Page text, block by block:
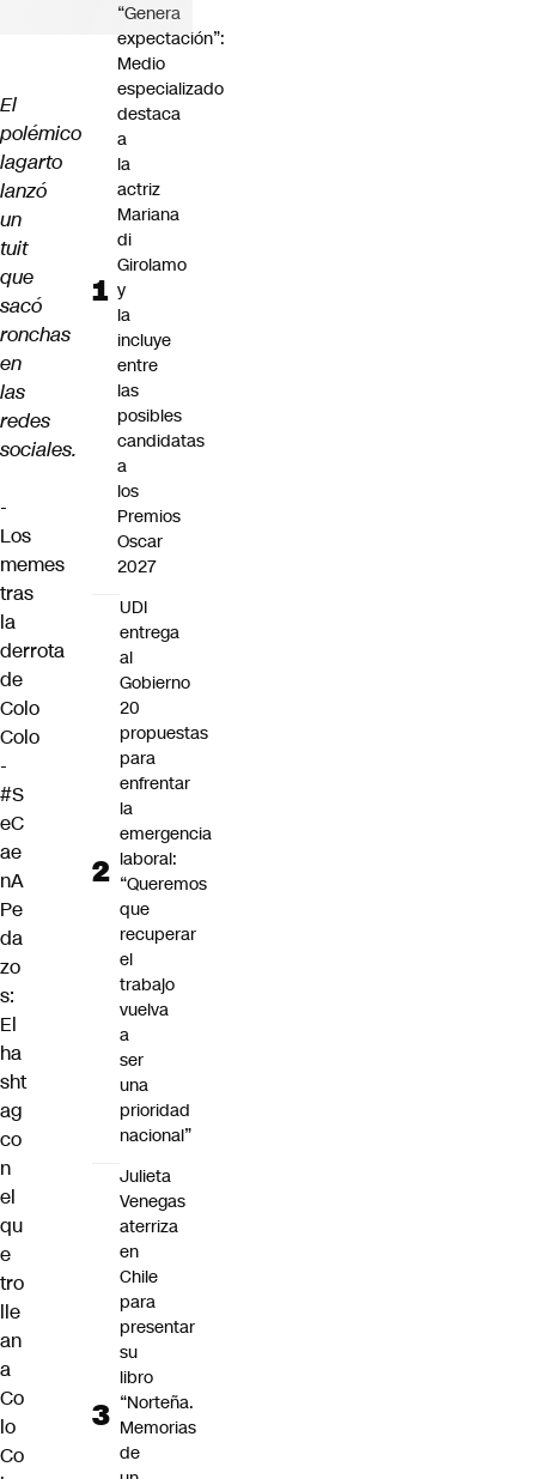
El
polémico
lagarto
lanzó
un
tuit
que
sacó
ronchas
en
las
redes
sociales.
-
Los
memes
tras
la
derrota
de
Colo
Colo
-
#S
eC
ae
nA
Pe
da
zo
s:
El
ha
sht
ag
co
n
el
qu
e
tro
lle
an
a
Co
lo
Co
“Genera
expectación”:
Medio
especializado
destaca
a
la
actriz
Mariana
di
Girolamo
y
la
incluye
entre
las
posibles
candidatas
a
los
Premios
Oscar
2027
UDI
entrega
al
Gobierno
20
propuestas
para
enfrentar
la
emergencia
laboral:
“Queremos
que
recuperar
el
trabajo
vuelva
a
ser
una
prioridad
nacional”
Julieta
Venegas
aterriza
en
Chile
para
presentar
su
libro
“Norteña.
Memorias
de